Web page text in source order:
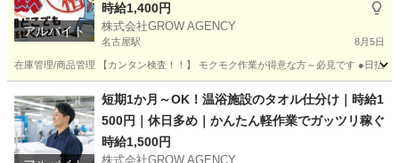
アルバイト
時給1,400円
株式会社GROW AGENCY
名古屋駅 8月5日
在庫管理/商品管理 【カンタン検査！！】 モクモク作業が得意な方～必見です ●日払
名古屋駅 工場 生活支援
短期1か月～OK！温浴施設のタオル仕分け｜時給1
500円｜休日多め｜かんたん軽作業でガッツリ稼ぐ
時給1,500円
株式会社GROW AGENCY